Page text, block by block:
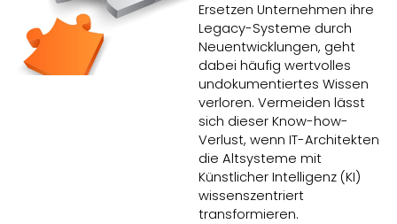
Ersetzen Unternehmen ihre
Legacy-Systeme durch
Neuentwicklungen, geht
dabei häufig wertvolles
undokumentiertes Wissen
verloren. Vermeiden lässt
sich dieser Know-how-
Verlust, wenn IT-Architekten
die Altsysteme mit
Künstlicher Intelligenz (KI)
wissenszentriert
transformieren.